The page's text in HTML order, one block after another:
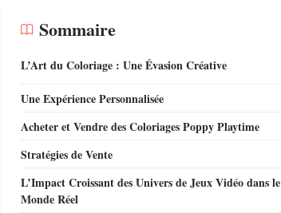
Sommaire
L’Art du Coloriage : Une Évasion Créative
Une Expérience Personnalisée
Acheter et Vendre des Coloriages Poppy Playtime
Stratégies de Vente
L’Impact Croissant des Univers de Jeux Vidéo dans le
Monde Réel